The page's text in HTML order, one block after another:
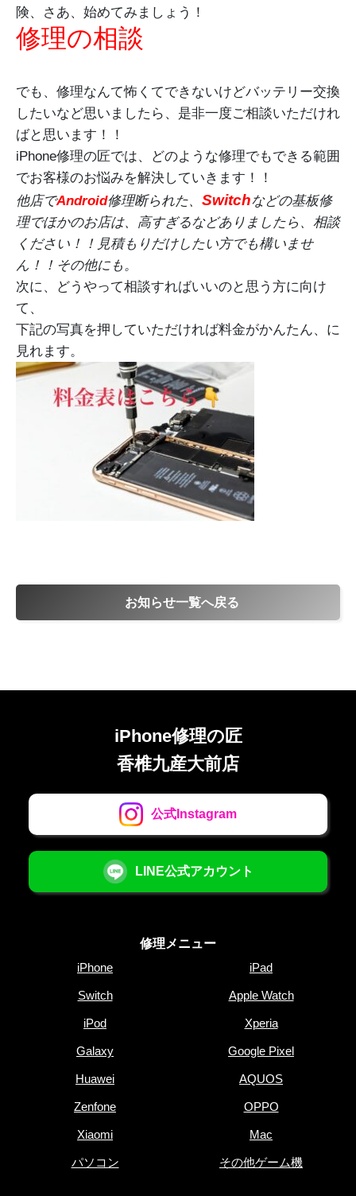
険、さあ、始めてみましょう！
修理の相談
でも、修理なんて怖くてできないけどバッテリー交換
したいなど思いましたら、是非一度ご相談いただけれ
ばと思います！！
iPhone修理の匠では、どのような修理でもできる範囲
でお客様のお悩みを解決していきます！！
他店でAndroid修理断られた、 Switchなどの基板修
理でほかのお店は、高すぎるなどありましたら、相談
ください！！見積もりだけしたい方でも構いませ
ん！！その他にも。
次に、どうやって相談すればいいのと思う方に向け
て、
下記の写真を押していただければ料金がかんたん、に
見れます。
お知らせ一覧へ戻る
iPhone修理の匠
香椎九産大前店
公式Instagram
LINE公式アカウント
修理メニュー
iPhone
iPad
Switch Apple Watch
iPod Xperia
Galaxy Google Pixel
Huawei AQUOS
Zenfone OPPO
Xiaomi Mac
パソコン その他ゲーム機